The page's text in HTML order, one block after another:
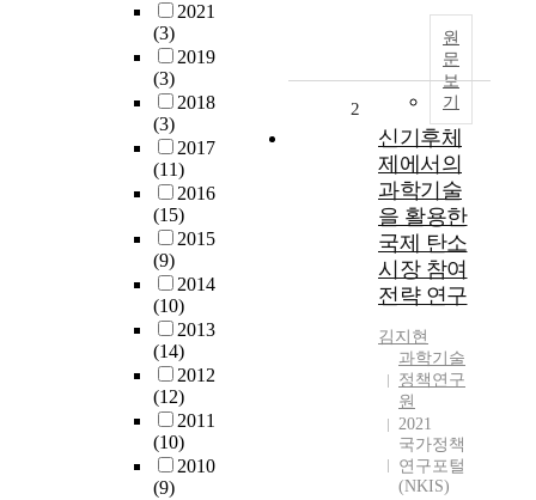
2021
(3)
2019
(3)
2018
(3)
2017
(11)
2016
(15)
2015
(9)
2014
(10)
2013
(14)
2012
(12)
2011
(10)
2010
(9)
원
문
보
기
2
신기후체
제에서의
과학기술
을 활용한
국제 탄소
시장 참여
전략 연구
김지현
과학기술
정책연구
원
2021
국가정책
연구포털
(NKIS)